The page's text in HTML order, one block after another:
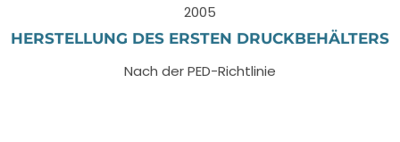
2005
HERSTELLUNG DES ERSTEN DRUCKBEHÄLTERS
Nach der PED-Richtlinie